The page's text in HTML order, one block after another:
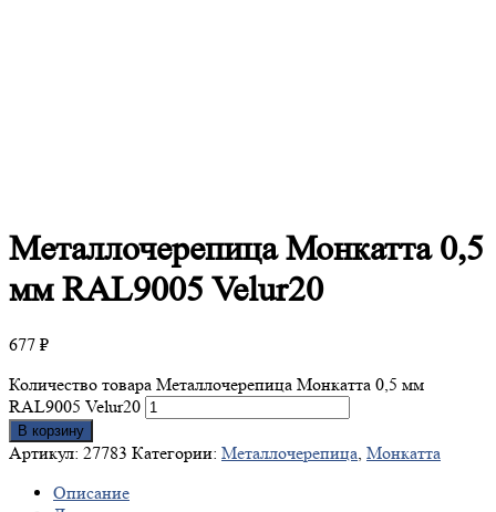
МеталлочерепицаМонкатта 0,5
мм RAL9005 Velur20
677 ₽
Количество товара Металлочерепица Монкатта 0,5 мм
RAL9005 Velur20
В корзину
Артикул: 27783 Категории: Металлочерепица, Монкатта
Описание